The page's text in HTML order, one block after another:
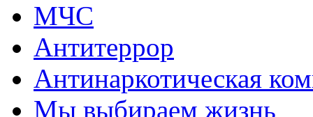
МЧС
Антитеррор
Антинаркотическая
Мы выбираем жизнь